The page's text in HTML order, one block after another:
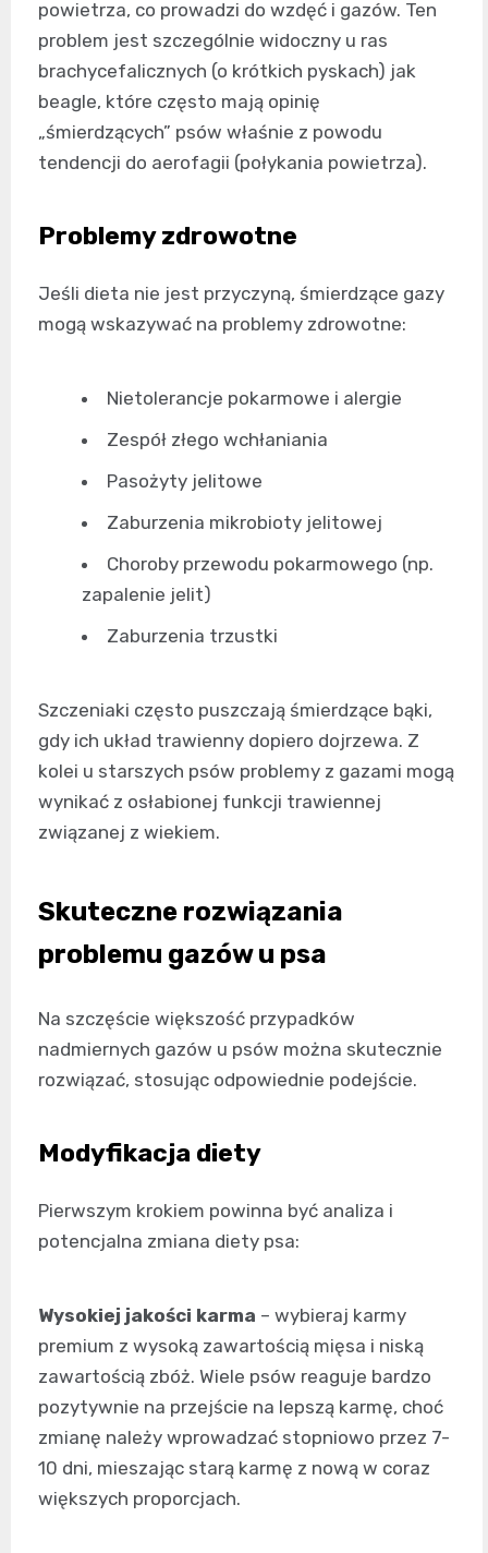
powietrza, co prowadzi do wzdęć i gazów. Ten
problem jest szczególnie widoczny u ras
brachycefalicznych (o krótkich pyskach) jak
beagle, które często mają opinię
„śmierdzących” psów właśnie z powodu
tendencji do aerofagii (połykania powietrza).
Problemy zdrowotne
Jeśli dieta nie jest przyczyną, śmierdzące gazy
mogą wskazywać na problemy zdrowotne:
Nietolerancje pokarmowe i alergie
Zespół złego wchłaniania
Pasożyty jelitowe
Zaburzenia mikrobioty jelitowej
Choroby przewodu pokarmowego (np.
zapalenie jelit)
Zaburzenia trzustki
Szczeniaki często puszczają śmierdzące bąki,
gdy ich układ trawienny dopiero dojrzewa. Z
kolei u starszych psów problemy z gazami mogą
wynikać z osłabionej funkcji trawiennej
związanej z wiekiem.
Skuteczne rozwiązania
problemu gazów u psa
Na szczęście większość przypadków
nadmiernych gazów u psów można skutecznie
rozwiązać, stosując odpowiednie podejście.
Modyfikacja diety
Pierwszym krokiem powinna być analiza i
potencjalna zmiana diety psa:
Wysokiej jakości karma – wybieraj karmy
premium z wysoką zawartością mięsa i niską
zawartością zbóż. Wiele psów reaguje bardzo
pozytywnie na przejście na lepszą karmę, choć
zmianę należy wprowadzać stopniowo przez 7-
10 dni, mieszając starą karmę z nową w coraz
większych proporcjach.